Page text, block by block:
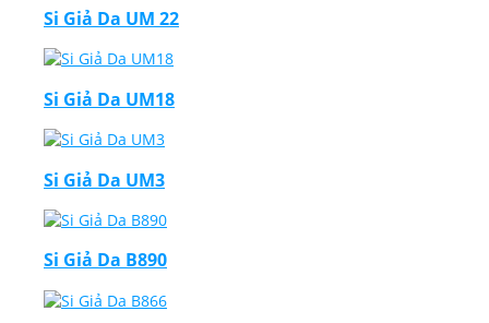
Si Giả Da UM 22
Si Giả Da UM18
Si Giả Da UM3
Si Giả Da B890